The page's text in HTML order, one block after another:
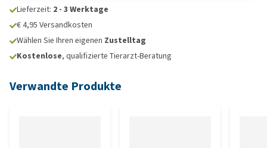
Lieferzeit: 2 - 3 Werktage
€ 4,95 Versandkosten
Wählen Sie Ihren eigenen Zustelltag
Kostenlose, qualifizierte Tierarzt-Beratung
Verwandte Produkte